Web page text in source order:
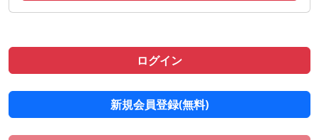
ログイン
新規会員登録(無料)